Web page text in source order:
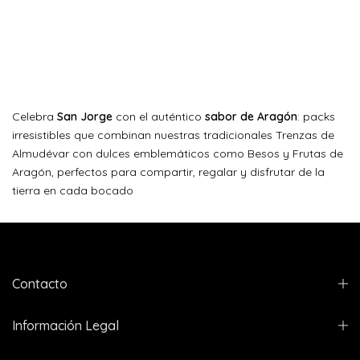
Celebra San Jorge con el auténtico sabor de Aragón: packs
irresistibles que combinan nuestras tradicionales Trenzas de
Almudévar con dulces emblemáticos como Besos y Frutas de
Aragón, perfectos para compartir, regalar y disfrutar de la
tierra en cada bocado
Contacto
Información Legal